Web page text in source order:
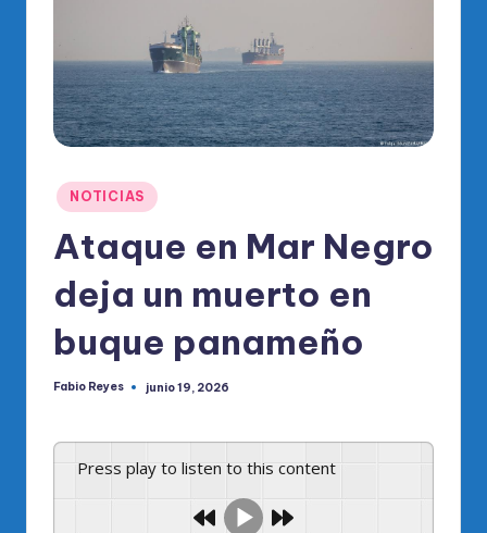
o
O
al
el
R
Publicado
en
NOTICIAS
Ataque en Mar Negro
deja un muerto en
buque panameño
Publicado
Fabio Reyes junio 19, 2026
Press play to listen to this content